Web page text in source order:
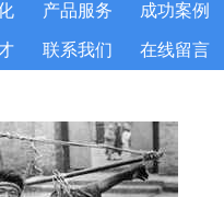
产品服务 成功案例
联系我们 在线留言